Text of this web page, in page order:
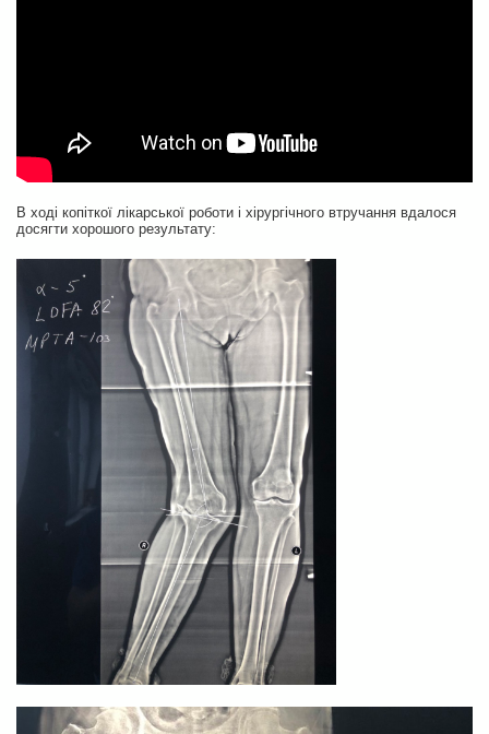
В ході копіткої лікарської роботи і хірургічного втручання вдалося
досягти хорошого результату: